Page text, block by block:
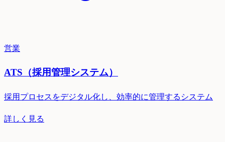
営業
ATS（採用管理システム）
採用プロセスをデジタル化し、効率的に管理するシステム
詳しく見る